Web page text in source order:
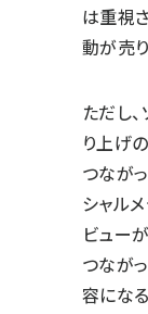
は重視
動が売
ただし
り上げ
つなが
シャル
ビュー
つなが
容にな